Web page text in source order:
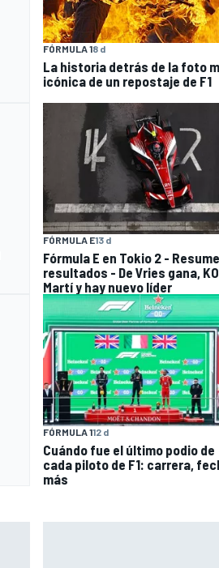
FÓRMULA 18 d
La historia detrás de la foto
icónica de un repostaje de F1
FÓRMULA E13 d
Fórmula E en Tokio 2 -
resultados - De Vries gana,
Martí y hay nuevo líder
FÓRMULA 112 d
Cuándo fue el último podio de
cada piloto de F1: carrera,
más